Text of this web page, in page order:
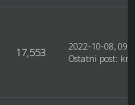
17,553
2022-10-08,
Ostatni post: